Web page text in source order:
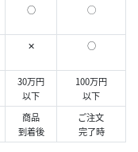
○ ◯
✕ ○
30万円
以下
100万円
以下
商品
到着後
ご注文
完了時